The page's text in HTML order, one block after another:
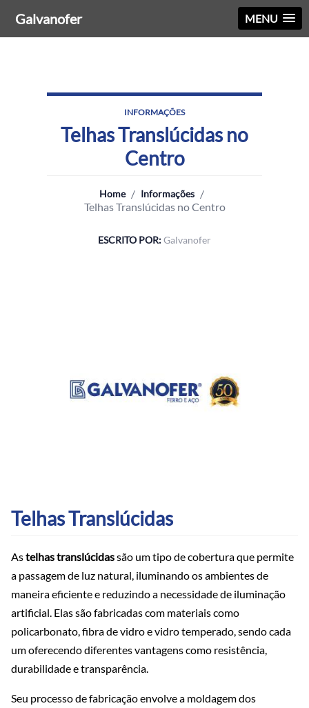
Galvanofer MENU
INFORMAÇÕES
Telhas Translúcidas no
Centro
Home / Informações /
Telhas Translúcidas no Centro
ESCRITO POR:Galvanofer
Telhas Translúcidas
Astelhas translúcidassão um tipo de cobertura que permite
a passagem de luz natural, iluminando os ambientes de
maneira eficiente e reduzindo a necessidade de iluminação
artificial. Elas são fabricadas com materiais como
policarbonato, fibra de vidro e vidro temperado, sendo cada
um oferecendo diferentes vantagens como resistência,
durabilidade e transparência.
Seu processo de fabricação envolve a moldagem dos